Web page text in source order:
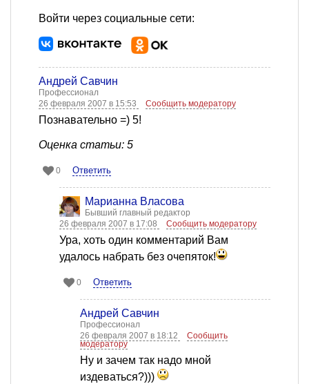
Войти через социальные сети:
Андрей Савчин
Профессионал
26 февраля 2007 в 15:53
Сообщить модератору
Познавательно =) 5!
Оценка статьи: 5
0 Ответить
Марианна Власова
Бывший главный редактор
26 февраля 2007 в 17:08
Сообщить модератору
Ура, хоть один комментарий Вам
удалось набрать без очепяток!
0 Ответить
Андрей Савчин
Профессионал
26 февраля 2007 в 18:12
Сообщить
модератору
Ну и зачем так надо мной
издеваться?)))